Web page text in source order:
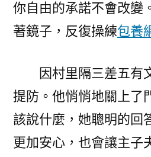
你自由的承諾不會改變
著鏡子，反復操練包養
因村里隔三差五有
提防。他悄悄地關上了
該說什麼，她聰明的回
更加安心，也會讓主子